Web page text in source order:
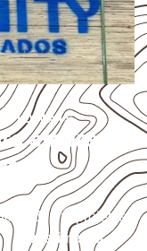
empresas
e
em projetos
revestimento